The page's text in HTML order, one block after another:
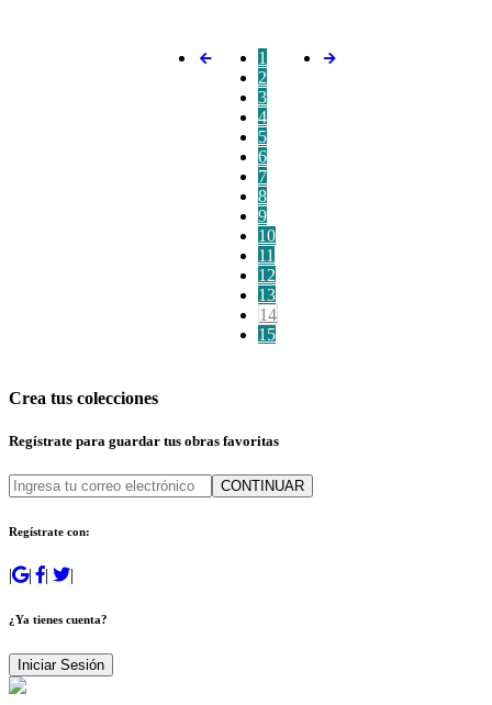
1
2
3
4
5
6
7
8
9
10
11
12
13
14
15
Crea tus colecciones
Regístrate para guardar tus obras favoritas
CONTINUAR
Regístrate con:
| | | |
¿Ya tienes cuenta?
Iniciar Sesión